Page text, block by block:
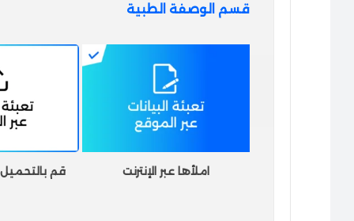
قسم الوصفة الطبية
املأها عبر الإنترنت قم بالتحميل